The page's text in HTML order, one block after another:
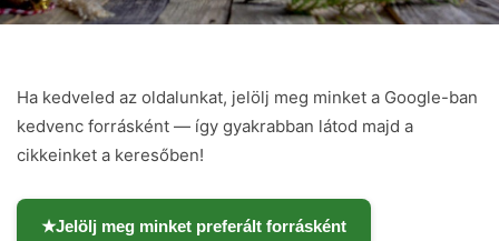
Ha kedveled az oldalunkat, jelölj meg minket a Google-ban
kedvenc forrásként — így gyakrabban látod majd a
cikkeinket a keresőben!
★Jelölj meg minket preferált forrásként